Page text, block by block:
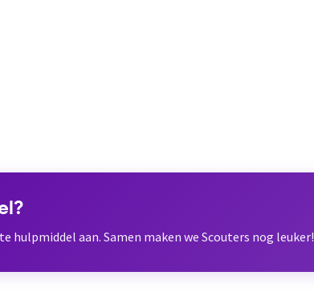
hulpmiddel aan. Samen maken we Scouters nog leuker!